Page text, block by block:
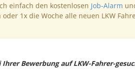
einfach den kostenlosen Job-Alarm
1x die Woche alle neuen LKW
Bewerbung auf LKW-Fahrer-